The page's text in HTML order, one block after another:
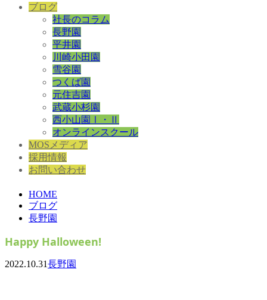
ブログ
社長のコラム
長野園
平井園
川崎小田園
雪谷園
つくば園
元住吉園
武蔵小杉園
西小山園Ⅰ・Ⅱ
オンラインスクール
MOSメディア
採用情報
お問い合わせ
HOME
ブログ
長野園
Happy Halloween!
2022.10.31長野園